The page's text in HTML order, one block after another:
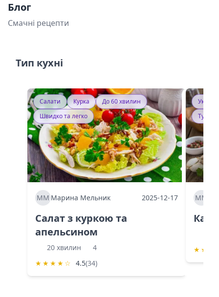
Блог
Смачні рецепти
Тип кухні
Салати Курка
До 60 хвилин
Швидко та легко
ММ Марина Мельник 2025-12-17
Салат з куркою та
апельсином
20 хвилин
4
★ ★ ★ ★ ☆ 4.5(34)
ММ
★ ★